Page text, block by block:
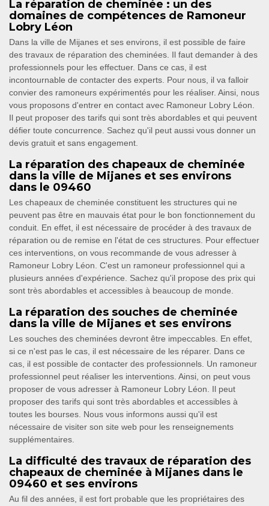
La réparation de cheminée : un des
domaines de compétences de Ramoneur
Lobry Léon
Dans la ville de Mijanes et ses environs, il est possible de faire
des travaux de réparation des cheminées. Il faut demander à des
professionnels pour les effectuer. Dans ce cas, il est
incontournable de contacter des experts. Pour nous, il va falloir
convier des ramoneurs expérimentés pour les réaliser. Ainsi, nous
vous proposons d'entrer en contact avec Ramoneur Lobry Léon.
Il peut proposer des tarifs qui sont très abordables et qui peuvent
défier toute concurrence. Sachez qu'il peut aussi vous donner un
devis gratuit et sans engagement.
La réparation des chapeaux de cheminée
dans la ville de Mijanes et ses environs
dans le 09460
Les chapeaux de cheminée constituent les structures qui ne
peuvent pas être en mauvais état pour le bon fonctionnement du
conduit. En effet, il est nécessaire de procéder à des travaux de
réparation ou de remise en l'état de ces structures. Pour effectuer
ces interventions, on vous recommande de vous adresser à
Ramoneur Lobry Léon. C'est un ramoneur professionnel qui a
plusieurs années d'expérience. Sachez qu'il propose des prix qui
sont très abordables et accessibles à beaucoup de monde.
La réparation des souches de cheminée
dans la ville de Mijanes et ses environs
Les souches des cheminées devront être impeccables. En effet,
si ce n'est pas le cas, il est nécessaire de les réparer. Dans ce
cas, il est possible de contacter des professionnels. Un ramoneur
professionnel peut réaliser les interventions. Ainsi, on peut vous
proposer de vous adresser à Ramoneur Lobry Léon. Il peut
proposer des tarifs qui sont très abordables et accessibles à
toutes les bourses. Nous vous informons aussi qu'il est
nécessaire de visiter son site web pour les renseignements
supplémentaires.
La difficulté des travaux de réparation des
chapeaux de cheminée à Mijanes dans le
09460 et ses environs
Au fil des années, il est fort probable que les propriétaires des